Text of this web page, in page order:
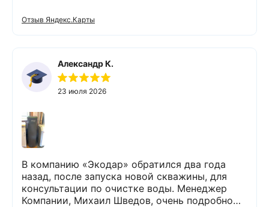
Отзыв Яндекс.Карты
Александр К.
23 июля 2026
В компанию «Экодар» обратился два года
назад, после запуска новой скважины, для
консультации по очистке воды. Менеджер
Компании, Михаил Шведов, очень подробно